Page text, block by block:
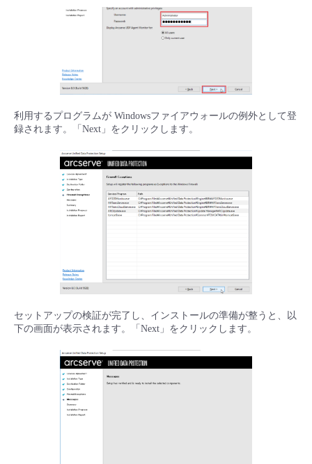
利用するプログラムが Windowsファイアウォールの例外として登
録されます。「Next」をクリックします。
セットアップの検証が完了し、インストールの準備が整うと、以
下の画面が表示されます。「Next」をクリックします。